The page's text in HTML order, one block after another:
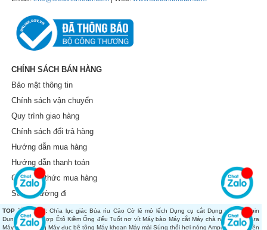
CHÍNH SÁCH BÁN HÀNG
Bảo mật thông tin
Chính sách vận chuyển
Quy trình giao hàng
Chính sách đổi trả hàng
Hướng dẫn mua hàng
Hướng dẫn thanh toán
Các hình thức mua hàng
Sơ đồ đường đi
TOP TÌM KIẾM:Chìa lục giác Búa rìu Cảo Cờ lê mỏ lếch Dụng cụ cắt Dụng cụ dùng pin
Dụng cụ tổng hợp Êtô Kiềm Ống đếu Tuốt nơ vít Máy bào Máy cắt Máy chà nhám Máy cưa
Máy đánh bóng Máy đục bê tông Máy khoan Máy mài Súng thổi hơi nóng Ampe kìm Đo điện